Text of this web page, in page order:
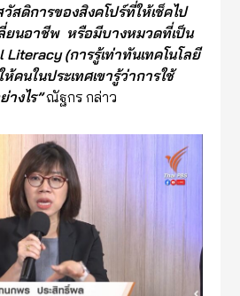
วัสดิการของสิงคโปร์ที่ให้เช็คไป
ยนอาชีพหรือมีบางหมวดที่เป็น
Literacy (การรู้เท่าทันเทคโนโลยี
คนในประเทศเขารู้ว่าการใช้
างไร”ณัฐกร กล่าว